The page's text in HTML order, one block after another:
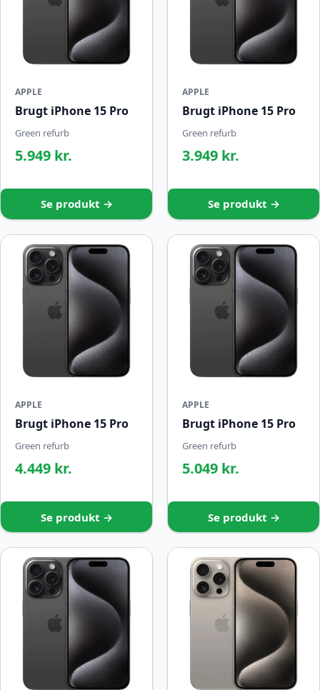
APPLE
Brugt iPhone 15 Pro
Green refurb
5.949 kr.
Se produkt →
APPLE
Brugt iPhone 15 Pro
Green refurb
3.949 kr.
Se produkt →
APPLE
Brugt iPhone 15 Pro
Green refurb
4.449 kr.
Se produkt →
APPLE
Brugt iPhone 15 Pro
Green refurb
5.049 kr.
Se produkt →